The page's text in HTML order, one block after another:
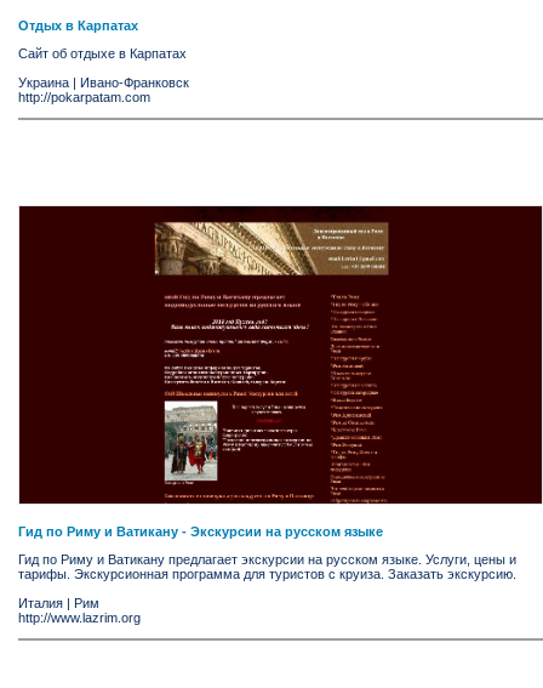
Отдых в Карпатах
Сайт об отдыхе в Карпатах
Украина
Ивано-Франковск
http://pokarpatam.com
Гид по Риму и Ватикану - Экскурсии на русском языке
Гид по Риму и Ватикану предлагает экскурсии на русском языке. Услуги, цены и
тарифы. Экскурсионная программа для туристов с круиза. Заказать экскурсию.
Италия | Рим
http://www.lazrim.org